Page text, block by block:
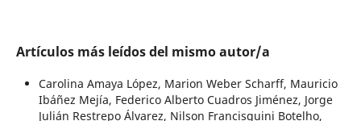
Artículos más leídos del mismo autor/a
Carolina Amaya López, Marion Weber Scharff, Mauricio
Ibáñez Mejía, Federico Alberto Cuadros Jiménez, Jorge
Julián Restrepo Álvarez, Nilson Francisquini Botelho,